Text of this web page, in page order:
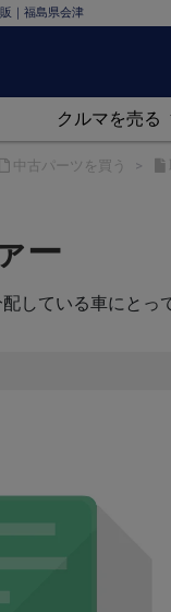
｜福島県会津
クルマを売る
中古パーツを買う
ー
している車にと